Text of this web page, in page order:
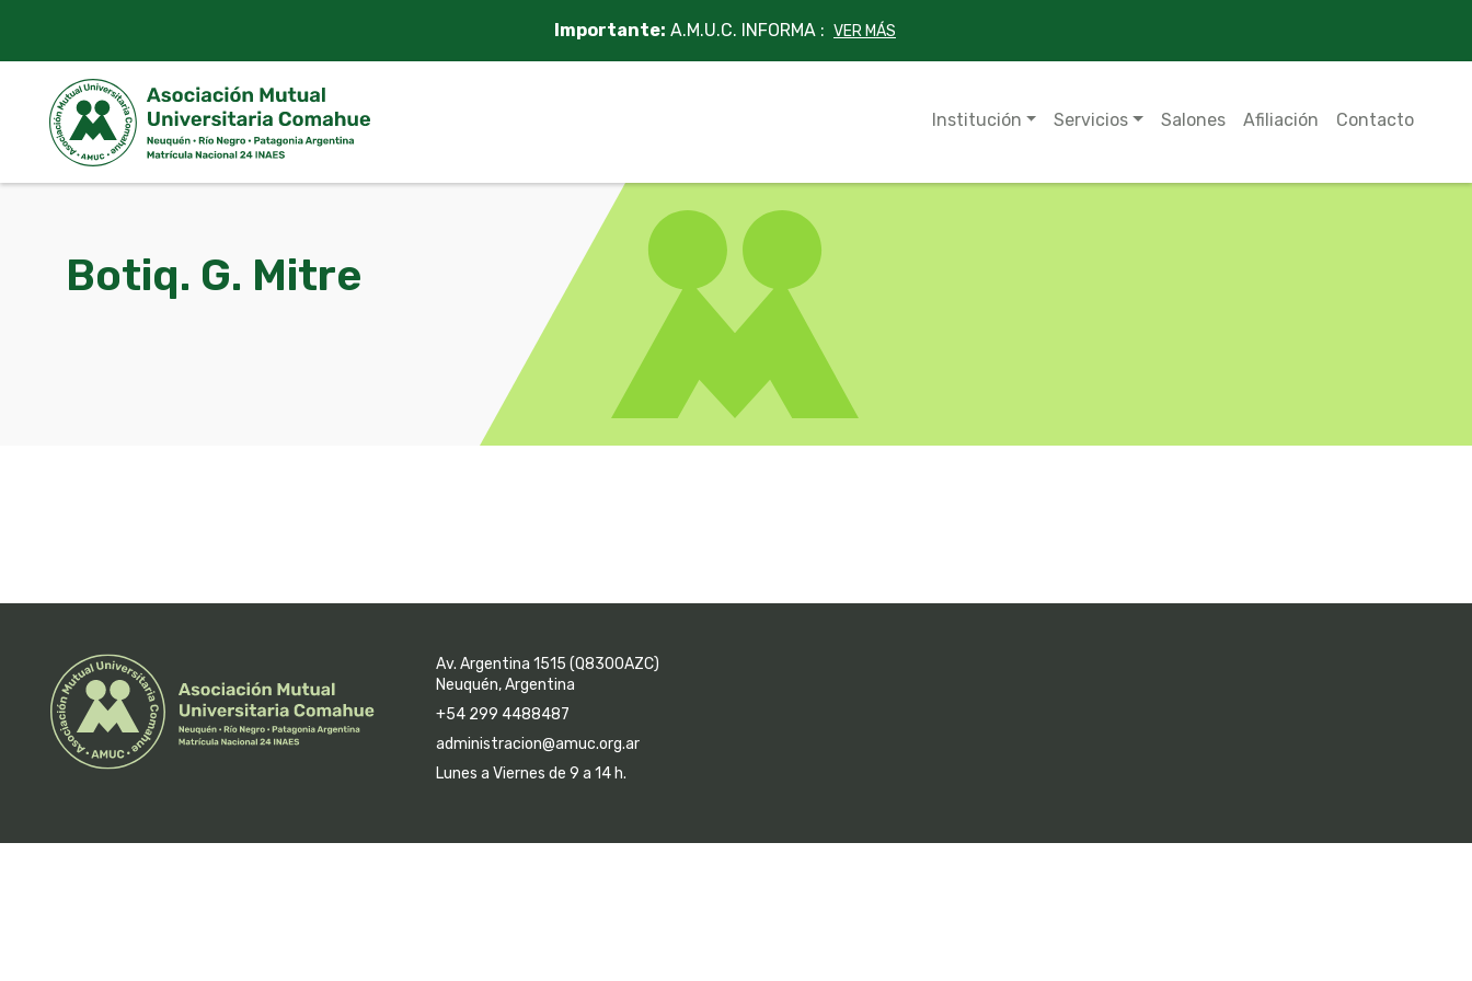
content
Importante: A.M.U.C. INFORMA : VER MÁS
Institución Servicios Salones Afiliación Contacto
Botiq. G. Mitre
Av. Argentina 1515 (Q8300AZC)
Neuquén, Argentina
+54 299 4488487
administracion@amuc.org.ar
Lunes a Viernes de 9 a 14 h.